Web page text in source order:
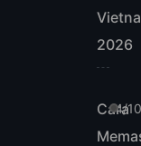
2026
4/
Cara